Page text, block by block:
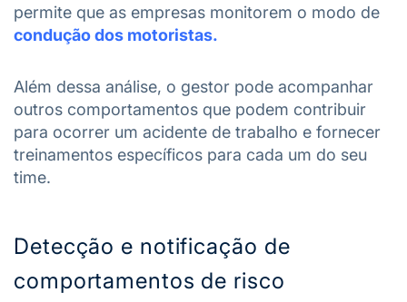
permite que as empresas monitorem o modo de
condução dos motoristas.
Além dessa análise, o gestor pode acompanhar
outros comportamentos que podem contribuir
para ocorrer um acidente de trabalho e fornecer
treinamentos específicos para cada um do seu
time.
Detecção e notificação de
comportamentos de risco